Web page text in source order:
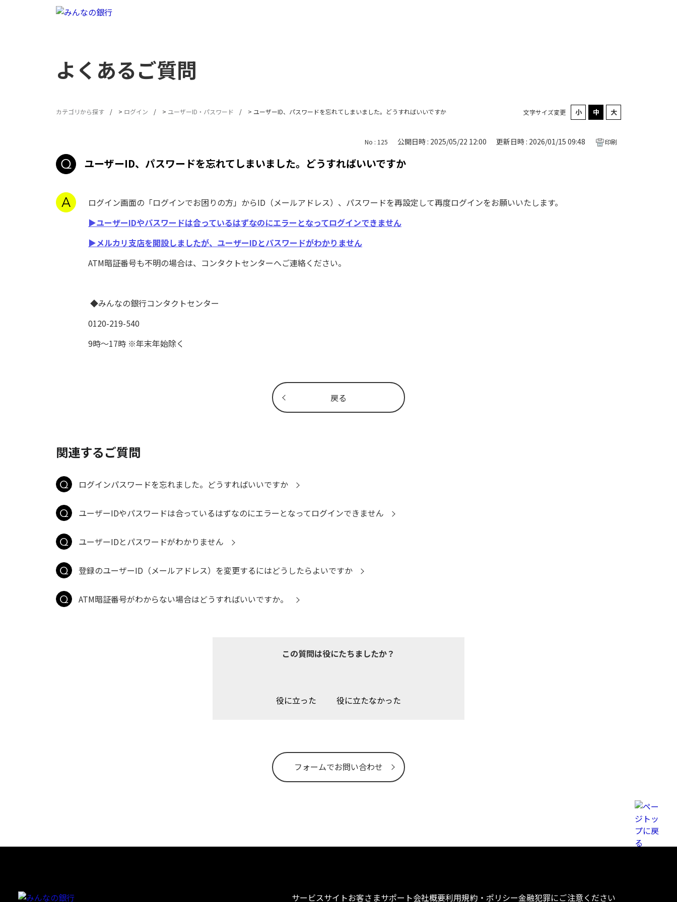
よくあるご質問
文字サイズ変更
カテゴリから探す > ログイン > ユーザーID・パスワード > ユーザーID、パスワードを忘れてしまいました。どうすればいいですか
戻る
No : 125 公開日時 : 2025/05/22 12:00 更新日時 : 2026/01/15 09:48 印刷
ユーザーID、パスワードを忘れてしまいました。どうすればいいですか
ログイン画面の「ログインでお困りの方」からID（メールアドレス）、パスワードを再設定して再度ログインをお願いいたします。
▶ユーザーIDやパスワードは合っているはずなのにエラーとなってログインできません
▶メルカリ支店を開設しましたが、ユーザーIDとパスワードがわかりません
ATM暗証番号も不明の場合は、コンタクトセンターへご連絡ください。
◆みんなの銀行コンタクトセンター
0120-219-540
9時～17時 ※年末年始除く
関連するご質問
ログインパスワードを忘れました。どうすればいいですか
ユーザーIDやパスワードは合っているはずなのにエラーとなってログインできません
ユーザーIDとパスワードがわかりません
登録のユーザーID（メールアドレス）を変更するにはどうしたらよいですか
ATM暗証番号がわからない場合はどうすればいいですか。
この質問は役にたちましたか？
役に立った 役に立たなかった
フォームでお問い合わせ
サービスサイトお客さまサポート会社概要利用規約・ポリシー金融犯罪にご注意ください